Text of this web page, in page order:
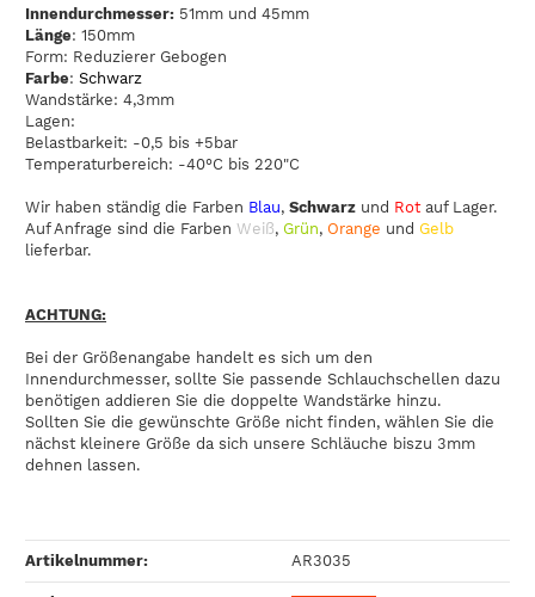
Innendurchmesser: 51mm und 45mm
Länge: 150mm
Form: Reduzierer Gebogen
Farbe: Schwarz
Wandstärke: 4,3mm
Lagen:
Belastbarkeit: -0,5 bis +5bar
Temperaturbereich: -40°C bis 220"C
Wir haben ständig die Farben Blau, Schwarz und Rot auf Lager.
Auf Anfrage sind die Farben Weiß, Grün, Orange und Gelb
lieferbar.
ACHTUNG:
Bei der Größenangabe handelt es sich um den
Innendurchmesser, sollte Sie passende Schlauchschellen dazu
benötigen addieren Sie die doppelte Wandstärke hinzu.
Sollten Sie die gewünschte Größe nicht finden, wählen Sie die
nächst kleinere Größe da sich unsere Schläuche biszu 3mm
dehnen lassen.
Artikelnummer: AR3035